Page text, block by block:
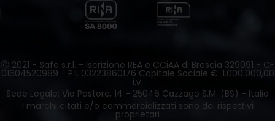
Ⓒ 2021 - Safe s.r.l. - Iscrizione REA e CCiAA di Brescia 329091 - CF
01604520989 - P.I. 03223860176 Capitale Sociale €. 1.000.000,00
i.v.
Sede Legale: Via Pastore, 14 - 25046 Cazzago S.M. (BS) - Italia
I marchi citati e/o commercializzati sono dei rispettivi
proprietari